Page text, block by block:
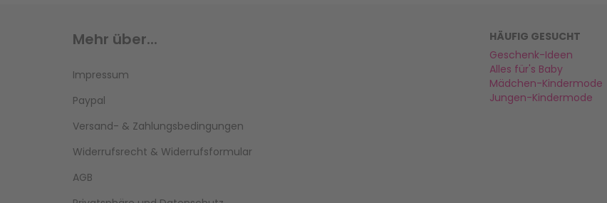
Mehr über...
Impressum
Paypal
Versand- & Zahlungsbedingungen
Widerrufsrecht & Widerrufsformular
AGB
HÄUFIG GESUCHT
Geschenk-Ideen
Alles für's Baby
Mädchen-Kindermode
Jungen-Kindermode